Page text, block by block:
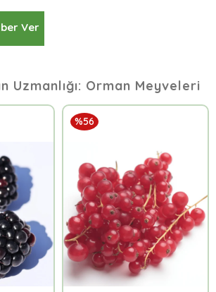
Ver
Uzmanlığı: Orman Meyveleri
%56